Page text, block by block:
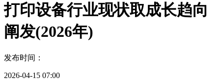
打印设备行业现状取成长趋向
阐发(2026年)
发布时间：
2026-04-15 07:00